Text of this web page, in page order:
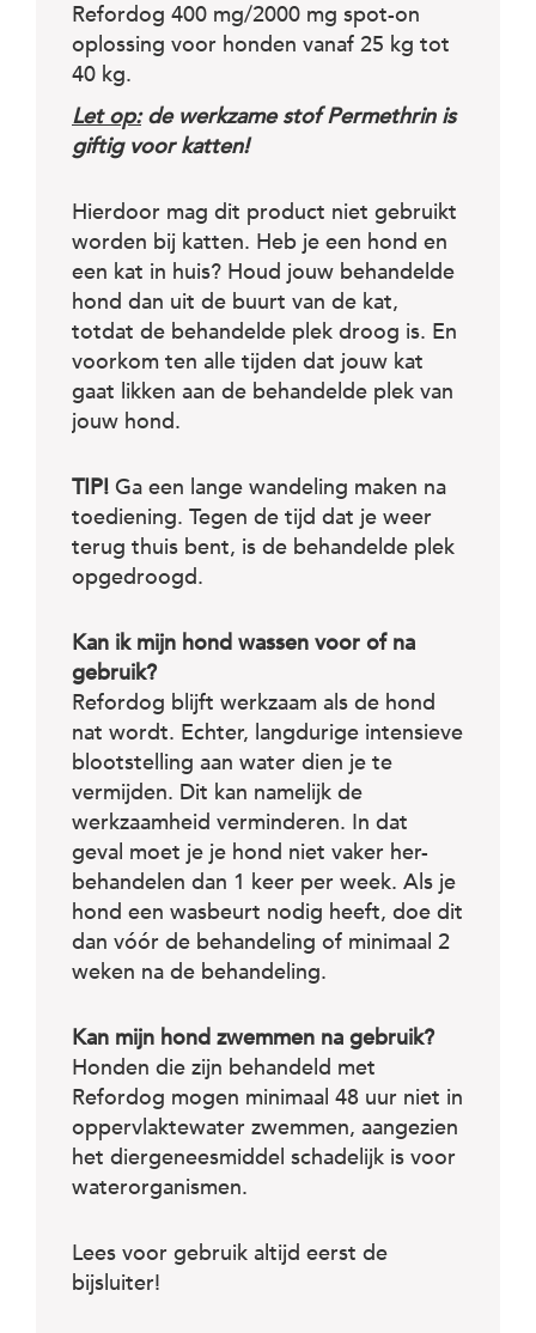
Refordog 400 mg/2000 mg spot-on
oplossing voor honden vanaf 25 kg tot
40 kg.
Let op:de werkzame stof Permethrin is
giftig voor katten!
Hierdoor mag dit product niet gebruikt
worden bij katten. Heb je een hond en
een kat in huis? Houd jouw behandelde
hond dan uit de buurt van de kat,
totdat de behandelde plek droog is. En
voorkom ten alle tijden dat jouw kat
gaat likken aan de behandelde plek van
jouw hond.
TIP! Ga een lange wandeling maken na
toediening. Tegen de tijd dat je weer
terug thuis bent, is de behandelde plek
opgedroogd.
Kan ik mijn hond wassen voor of na
gebruik?
Refordog blijft werkzaam als de hond
nat wordt. Echter, langdurige intensieve
blootstelling aan water dien je te
vermijden. Dit kan namelijk de
werkzaamheid verminderen. In dat
geval moet je je hond niet vaker her-
behandelen dan 1 keer per week. Als je
hond een wasbeurt nodig heeft, doe dit
dan vóór de behandeling of minimaal 2
weken na de behandeling.
Kan mijn hond zwemmen na gebruik?
Honden die zijn behandeld met
Refordog mogen minimaal 48 uur niet in
oppervlaktewater zwemmen, aangezien
het diergeneesmiddel schadelijk is voor
waterorganismen.
Lees voor gebruik altijd eerst de
bijsluiter!